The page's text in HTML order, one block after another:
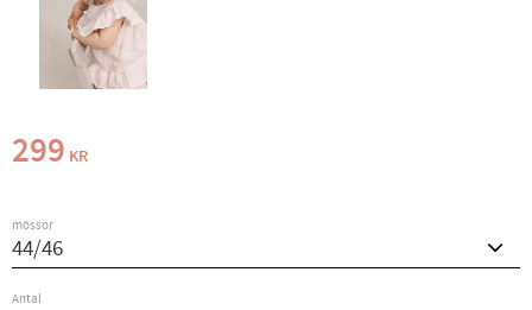
299 KR
mössor
Antal